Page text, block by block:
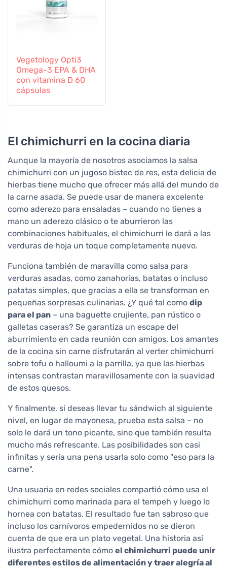
Vegetology Opti3
Omega-3 EPA & DHA
con vitamina D 60
cápsulas
El chimichurri en la cocina diaria
Aunque la mayoría de nosotros asociamos la salsa
chimichurri con un jugoso bistec de res, esta delicia de
hierbas tiene mucho que ofrecer más allá del mundo de
la carne asada. Se puede usar de manera excelente
como aderezo para ensaladas – cuando no tienes a
mano un aderezo clásico o te aburrieron las
combinaciones habituales, el chimichurri le dará a las
verduras de hoja un toque completamente nuevo.
Funciona también de maravilla como salsa para
verduras asadas, como zanahorias, batatas o incluso
patatas simples, que gracias a ella se transforman en
pequeñas sorpresas culinarias. ¿Y qué tal como dip
para el pan – una baguette crujiente, pan rústico o
galletas caseras? Se garantiza un escape del
aburrimiento en cada reunión con amigos. Los amantes
de la cocina sin carne disfrutarán al verter chimichurri
sobre tofu o halloumi a la parrilla, ya que las hierbas
intensas contrastan maravillosamente con la suavidad
de estos quesos.
Y finalmente, si deseas llevar tu sándwich al siguiente
nivel, en lugar de mayonesa, prueba esta salsa – no
solo le dará un tono picante, sino que también resulta
mucho más refrescante. Las posibilidades son casi
infinitas y sería una pena usarla solo como "eso para la
carne".
Una usuaria en redes sociales compartió cómo usa el
chimichurri como marinada para el tempeh y luego lo
hornea con batatas. El resultado fue tan sabroso que
incluso los carnívoros empedernidos no se dieron
cuenta de que era un plato vegetal. Una historia así
ilustra perfectamente cómo el chimichurri puede unir
diferentes estilos de alimentación y traer alegría al